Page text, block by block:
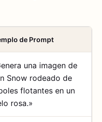
de Prompt
una imagen de
Snow rodeado de
flotantes en un
rosa.»